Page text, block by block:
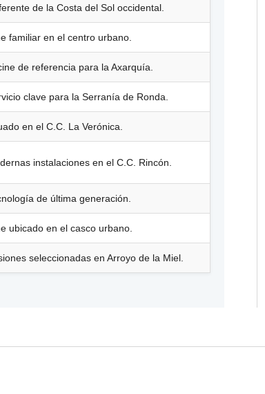
de la Costa del Sol occidental.
familiar en el centro urbano.
de referencia para la Axarquía.
clave para la Serranía de Ronda.
en el C.C. La Verónica.
instalaciones en el C.C. Rincón.
de última generación.
ubicado en el casco urbano.
seleccionadas en Arroyo de la Miel.